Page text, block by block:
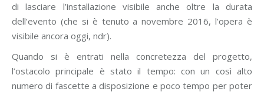
di lasciare l’installazione visibile anche oltre la durata
dell’evento (che si è tenuto a novembre 2016, l’opera è
visibile ancora oggi, ndr).
Quando si è entrati nella concretezza del progetto,
l’ostacolo principale è stato il tempo: con un così alto
numero di fascette a disposizione e poco tempo per poter